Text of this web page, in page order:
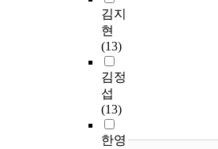
김지
현
(13)
김정
섭
(13)
한영